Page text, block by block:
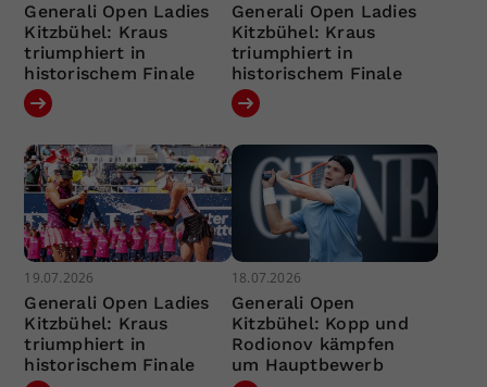
Generali Open Ladies
Kitzbühel: Kraus
triumphiert in
historischem Finale
Generali Open Ladies
Kitzbühel: Kraus
triumphiert in
historischem Finale
19.07.2026
Generali Open Ladies
Kitzbühel: Kraus
triumphiert in
historischem Finale
18.07.2026
Generali Open
Kitzbühel: Kopp und
Rodionov kämpfen
um Hauptbewerb